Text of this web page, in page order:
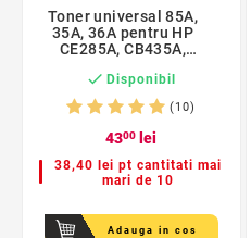
Toner universal 85A,
35A, 36A pentru HP
CE285A, CB435A,
 Disponibil
(10)
4300 lei
38,40 lei pt cantitati mai
mari de 10
Adauga in cos